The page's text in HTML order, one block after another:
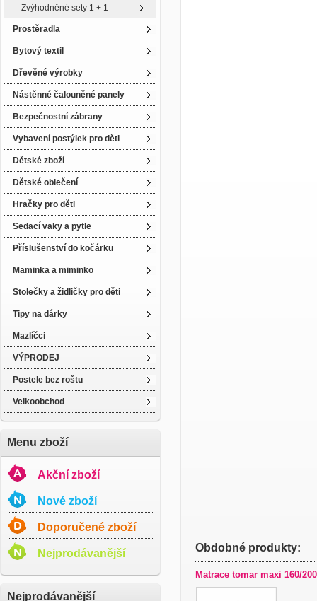
Zvýhodněné sety 1 + 1
Prostěradla
Bytový textil
Dřevěné výrobky
Nástěnné čalouněné panely
Bezpečnostní zábrany
Vybavení postýlek pro děti
Dětské zboží
Dětské oblečení
Hračky pro děti
Sedací vaky a pytle
Příslušenství do kočárku
Maminka a miminko
Stolečky a židličky pro děti
Tipy na dárky
Mazlíčci
VÝPRODEJ
Postele bez roštu
Velkoobchod
Menu zboží
Akční zboží
Nové zboží
Doporučené zboží
Nejprodávanější
Nejprodávanější
Obdobné produkty:
Matrace tomar maxi 160/